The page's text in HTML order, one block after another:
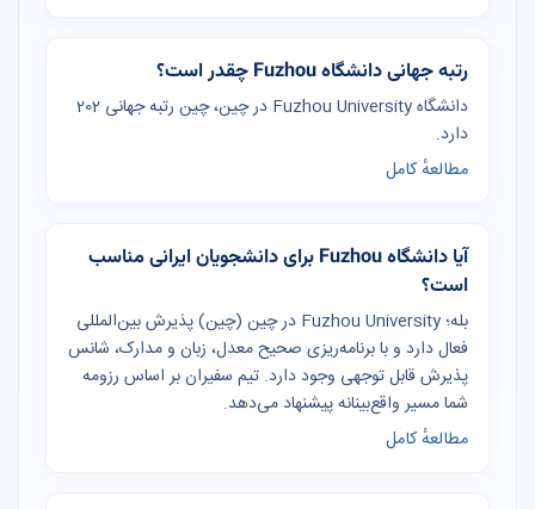
رتبه جهانی دانشگاه Fuzhou چقدر است؟
دانشگاه Fuzhou University در چین، چین رتبه جهانی 202
دارد.
مطالعهٔ کامل
آیا دانشگاه Fuzhou برای دانشجویان ایرانی مناسب
است؟
بله؛ Fuzhou University در چین (چین) پذیرش بین‌المللی
فعال دارد و با برنامه‌ریزی صحیح معدل، زبان و مدارک، شانس
پذیرش قابل توجهی وجود دارد. تیم سفیران بر اساس رزومه
شما مسیر واقع‌بینانه پیشنهاد می‌دهد.
مطالعهٔ کامل